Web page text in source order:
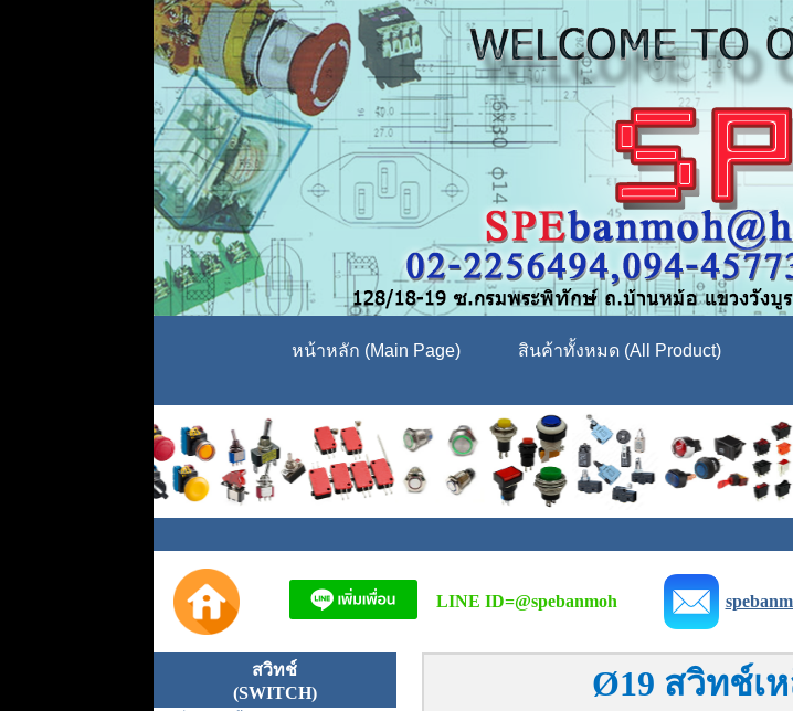
หน้าหลัก (Main Page) สินค้าทั้งหมด (All Product)
LINE ID=@spebanmoh
สวิทช์
(SWITCH)
Ø19 สวิทช์เ